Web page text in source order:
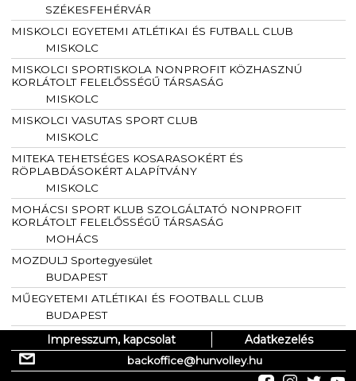
SZÉKESFEHÉRVÁR
MISKOLCI EGYETEMI ATLÉTIKAI ÉS FUTBALL CLUB
MISKOLC
MISKOLCI SPORTISKOLA NONPROFIT KÖZHASZNÚ
KORLÁTOLT FELELŐSSÉGŰ TÁRSASÁG
MISKOLC
MISKOLCI VASUTAS SPORT CLUB
MISKOLC
MITEKA TEHETSÉGES KOSARASOKÉRT ÉS
RÖPLABDÁSOKÉRT ALAPÍTVÁNY
MISKOLC
MOHÁCSI SPORT KLUB SZOLGÁLTATÓ NONPROFIT
KORLÁTOLT FELELŐSSÉGŰ TÁRSASÁG
MOHÁCS
MOZDULJ Sportegyesület
BUDAPEST
MŰEGYETEMI ATLÉTIKAI ÉS FOOTBALL CLUB
BUDAPEST
Impresszum, kapcsolat Adatkezelés
backoffice@hunvolley.hu